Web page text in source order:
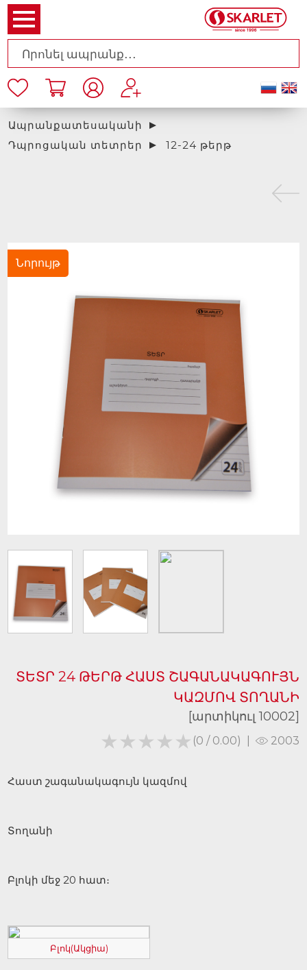
Ապրանքատեսականի
Դպրոցական տետրեր
12-24 թերթ
Նորույթ
ՏԵՏՐ 24 ԹԵՐԹ ՀԱՍՏ ՇԱԳԱՆԱԿԱԳՈՒՅՆ
ԿԱԶՄՈՎ ՏՈՂԱՆԻ
[արտիկուլ 10002]
★★★★★
★★★★★ (0 / 0.00) 2003
Հաստ շագանակագույն կազմով
Տողանի
Բլոկի մեջ 20 հատ։
Բլոկ(Ակցիա)